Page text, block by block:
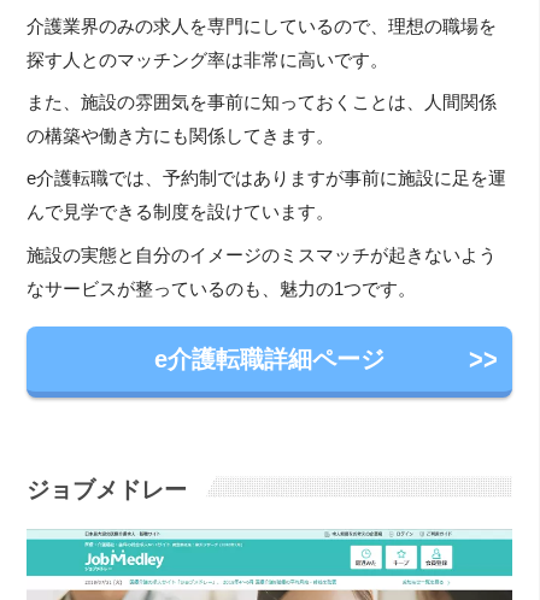
介護業界のみの求人を専門にしているので、理想の職場を
探す人とのマッチング率は非常に高いです。
また、施設の雰囲気を事前に知っておくことは、人間関係
の構築や働き方にも関係してきます。
e介護転職では、予約制ではありますが事前に施設に足を運
んで見学できる制度を設けています。
施設の実態と自分のイメージのミスマッチが起きないよう
なサービスが整っているのも、魅力の1つです。
e介護転職詳細ページ
ジョブメドレー